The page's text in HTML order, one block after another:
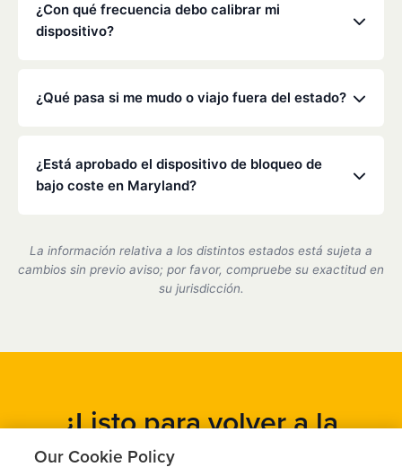
de bloqueo en cualquier vehículo que conduzca.
Consulte la orden específica del tribunal o de la
¿Con qué frecuencia debo calibrar mi
dispositivo?
calibración cada 30 a 90 días. Nuestros técnicos se
rápidas.
¿Qué pasa si me mudo o viajo fuera del estado?
te mudas o viajas, podemos ayudarte a coordinar el
servicio en uno de nuestros centros asociados.
¿Está aprobado el dispositivo de bloqueo de
bajo coste en Maryland?
de encendido certificado por el estado de Maryland
y cumplimos plenamente con todos los requisitos
La información relativa a los distintos estados está sujeta a
cambios sin previo aviso; por favor, compruebe su exactitud en
su jurisdicción.
¿Listo para volver a la
carretera?
Our Cookie Policy